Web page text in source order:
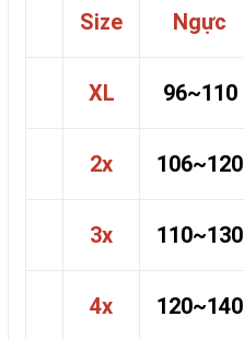
Size Ngực
XL 96~110
2x 106~120
3x 110~130
4x 120~140